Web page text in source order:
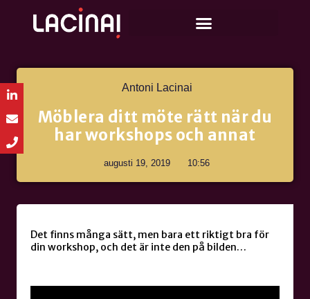
Antoni Lacinai
Möblera ditt möte rätt när du
har workshops och annat
augusti 19, 2019 10:56
Det finns många sätt, men bara ett riktigt bra för
din workshop, och det är inte den på bilden…